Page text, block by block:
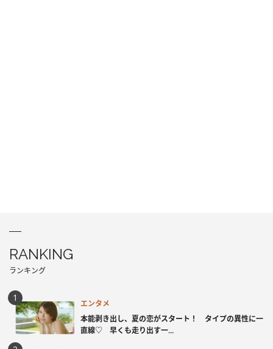
RANKING
ランキング
エンタメ
本能剥き出し、夏の恋がスタート！ タイプの異性に一
直線♡ 早くも走り出す一...